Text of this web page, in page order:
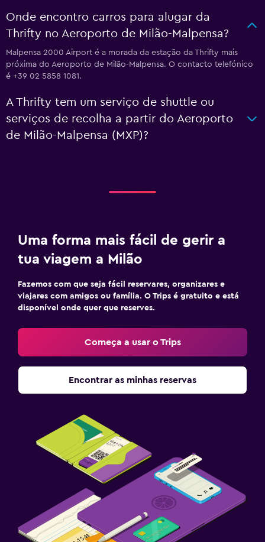
Onde encontro carros para alugar da
Thrifty no Aeroporto de Milão-Malpensa?
Malpensa 2000 Airport é a morada da estação da Thrifty mais
próxima do Aeroporto de Milão-Malpensa. O contacto telefónico
é +39 02 5858 1081.
A Thrifty tem um serviço de shuttle ou
serviços de recolha a partir do Aeroporto
de Milão-Malpensa (MXP)?
Uma forma mais fácil de gerir a
tua viagem a Milão
Fazemos com que seja fácil reservares, organizares e
viajares com amigos ou família. O Trips é gratuito e está
disponível onde quer que reserves.
Começa a usar o Trips
Encontrar as minhas reservas